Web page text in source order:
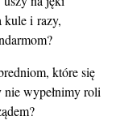
kule i razy,
które się
wypełnimy roli